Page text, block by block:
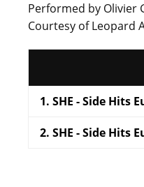
Performed by Olivier
Courtesy of Leopard
SHE - Side Hits
SHE - Side Hits